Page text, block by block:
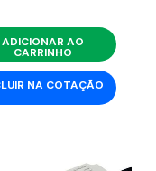
ADICIONAR AO
CARRINHO
NA COTAÇÃO